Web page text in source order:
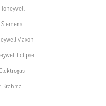
Siemens
Maxon
Eclipse
Brahma